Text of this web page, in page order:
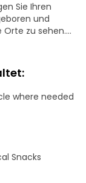
Sie Ihren
und
zu sehen.
Sie ein
Sie unseren
Tante-
Kaffee.
Sie die
der Seilbahn
Brücken
where needed
Snacks